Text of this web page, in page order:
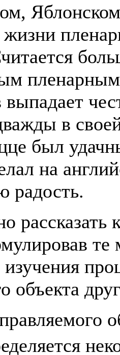
жизни
выпадает
в
был
на
радость.
рассказать
те
объекта